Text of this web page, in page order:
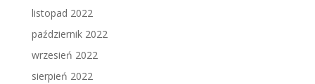
listopad 2022
październik 2022
wrzesień 2022
sierpień 2022